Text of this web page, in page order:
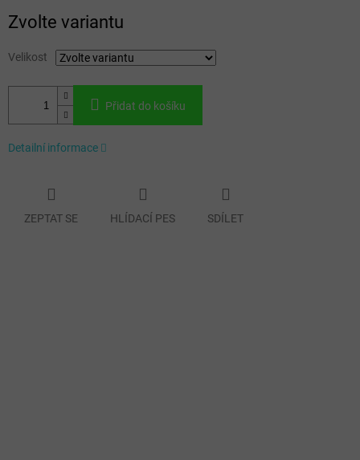
cena:
Zvolte variantu
Velikost
Přidat do košíku
Detailní informace
ZEPTAT SE HLÍDACÍ PES SDÍLET